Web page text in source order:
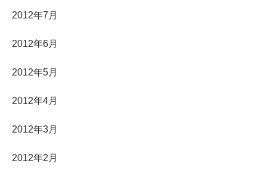
2012年7月
2012年6月
2012年5月
2012年4月
2012年3月
2012年2月